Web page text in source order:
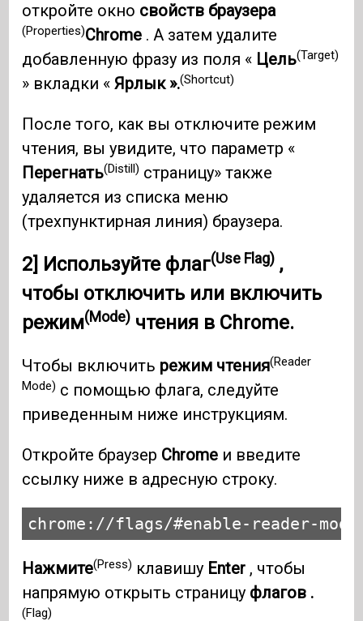
откройте окно свойств браузера
(Properties)Chrome . А затем удалите
добавленную фразу из поля « Цель(Target)
» вкладки «Ярлык ».(Shortcut)
После того, как вы отключите режим
чтения, вы увидите, что параметр «
Перегнать(Distill) страницу» также
удаляется из списка меню
(трехпунктирная линия) браузера.
2] Используйте флаг(Use Flag) ,
чтобы отключить или включить
режим(Mode) чтения в Chrome.
Чтобы включить режим чтения(Reader
Mode) с помощью флага, следуйте
приведенным ниже инструкциям.
Откройте браузер Chrome и введите
ссылку ниже в адресную строку.
chrome://flags/#enable-reader-mode
Нажмите(Press) клавишу Enter , чтобы
напрямую открыть страницу флагов .
(Flag)